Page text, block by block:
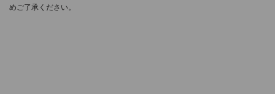
めご了承ください。